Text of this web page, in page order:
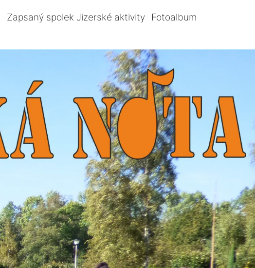
Zapsaný spolek Jizerské aktivity
Fotoalbum